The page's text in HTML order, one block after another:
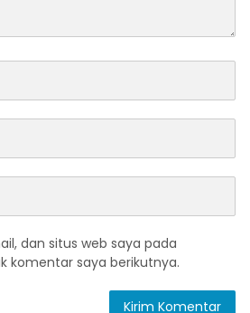
dan situs web saya pada
komentar saya berikutnya.